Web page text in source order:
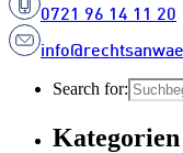
0721 96 14 11 20
Search for:
Kategorien